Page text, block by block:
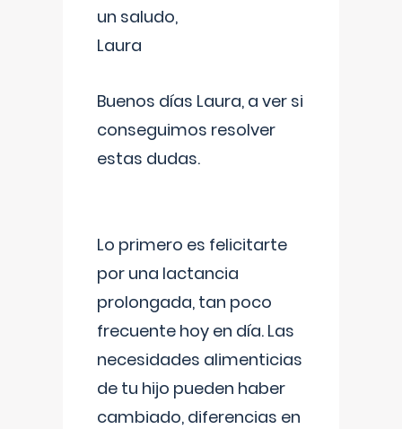
un saludo,
Laura
Buenos días Laura, a ver si
conseguimos resolver
estas dudas.
Lo primero es felicitarte
por una lactancia
prolongada, tan poco
frecuente hoy en día. Las
necesidades alimenticias
de tu hijo pueden haber
cambiado, diferencias en